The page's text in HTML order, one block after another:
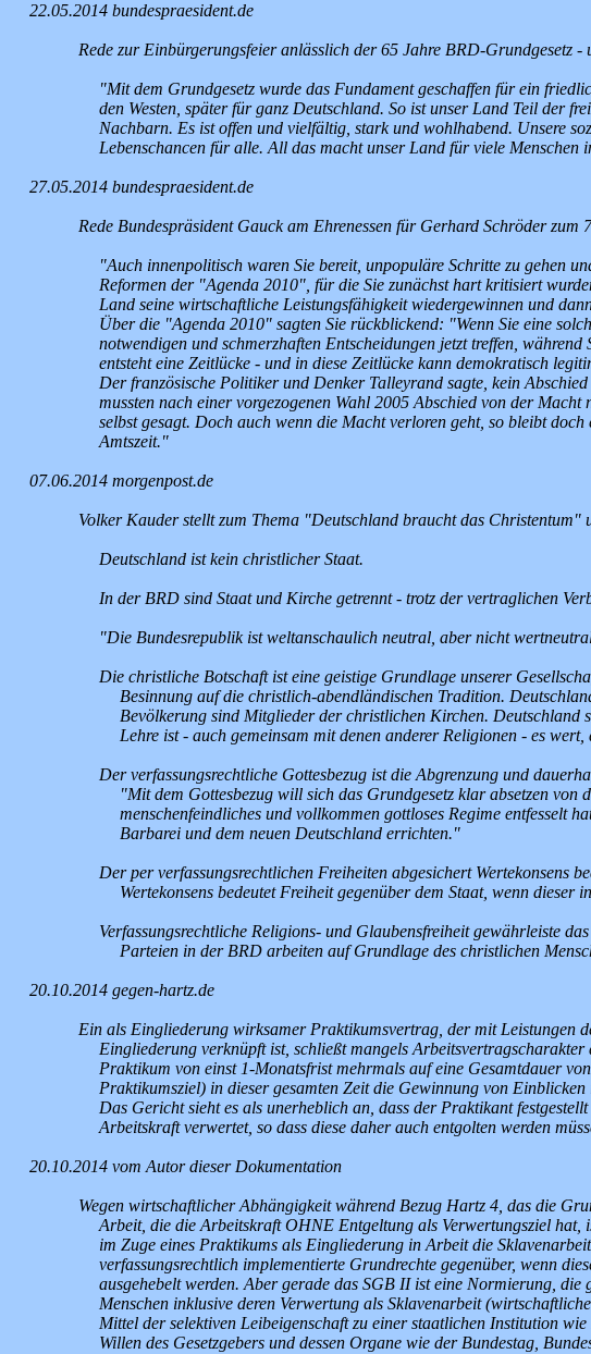
22.05.2014 bundespraesident.de
Rede zur Einbürgerungsfeier anlässlich der 65 Jahre BRD-Grundgesetz -
"Mit dem Grundgesetz wurde das Fundament geschaffen für ein
den Westen, später für ganz Deutschland. So ist unser Land Teil der
Nachbarn. Es ist offen und vielfältig, stark und wohlhabend. Unsere
Lebenschancen für alle. All das macht unser Land für viele Menschen
27.05.2014 bundespraesident.de
Rede Bundespräsident Gauck am Ehrenessen für Gerhard Schröder zum
"Auch innenpolitisch waren Sie bereit, unpopuläre Schritte zu gehen
Reformen der "Agenda 2010", für die Sie zunächst hart kritisiert
Land seine wirtschaftliche Leistungsfähigkeit wiedergewinnen und
Über die "Agenda 2010" sagten Sie rückblickend: "Wenn Sie eine
notwendigen und schmerzhaften Entscheidungen jetzt treffen,
entsteht eine Zeitlücke - und in diese Zeitlücke kann demokratisch
Der französische Politiker und Denker Talleyrand sagte, kein
mussten nach einer vorgezogenen Wahl 2005 Abschied von der
selbst gesagt. Doch auch wenn die Macht verloren geht, so bleibt
Amtszeit."
07.06.2014 morgenpost.de
Volker Kauder stellt zum Thema "Deutschland braucht das Christentum"
Deutschland ist kein christlicher Staat.
In der BRD sind Staat und Kirche getrennt - trotz der vertraglichen
"Die Bundesrepublik ist weltanschaulich neutral, aber nicht
Die christliche Botschaft ist eine geistige Grundlage unserer
Besinnung auf die christlich-abendländischen Tradition.
Bevölkerung sind Mitglieder der christlichen Kirchen. Deutschland
Lehre ist - auch gemeinsam mit denen anderer Religionen - es
Der verfassungsrechtliche Gottesbezug ist die Abgrenzung und
"Mit dem Gottesbezug will sich das Grundgesetz klar absetzen
menschenfeindliches und vollkommen gottloses Regime entfesselt
Barbarei und dem neuen Deutschland errichten."
Der per verfassungsrechtlichen Freiheiten abgesichert Wertekonsens
Wertekonsens bedeutet Freiheit gegenüber dem Staat, wenn dieser
Verfassungsrechtliche Religions- und Glaubensfreiheit gewährleiste
Parteien in der BRD arbeiten auf Grundlage des christlichen
20.10.2014 gegen-hartz.de
Ein als Eingliederung wirksamer Praktikumsvertrag, der mit Leistungen
Eingliederung verknüpft ist, schließt mangels
Praktikum von einst 1-Monatsfrist mehrmals auf eine Gesamtdauer
Praktikumsziel) in dieser gesamten Zeit die Gewinnung von
Das Gericht sieht es als unerheblich an, dass der Praktikant
Arbeitskraft verwertet, so dass diese daher auch entgolten werden
20.10.2014 vom Autor dieser Dokumentation
Wegen wirtschaftlicher Abhängigkeit während Bezug Hartz 4, das die
Arbeit, die die Arbeitskraft OHNE Entgeltung als Verwertungsziel
im Zuge eines Praktikums als Eingliederung in Arbeit die
verfassungsrechtlich implementierte Grundrechte gegenüber, wenn
ausgehebelt werden. Aber gerade das SGB II ist eine Normierung, die
Menschen inklusive deren Verwertung als Sklavenarbeit
Mittel der selektiven Leibeigenschaft zu einer staatlichen Institution
Willen des Gesetzgebers und dessen Organe wie der Bundestag,